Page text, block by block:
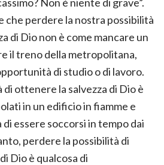
che perdere la nostra possibilità
di Dio non è come mancare un
il treno della metropolitana,
di studio o di lavoro.
ottenere la salvezza di Dio è
in un edificio in fiamme e
essere soccorsi in tempo dai
perdere la possibilità di
Dio è qualcosa di